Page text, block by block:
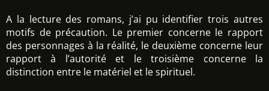
A la lecture des romans, j’ai pu identifier trois autres
motifs de précaution. Le premier concerne le rapport
des personnages à la réalité, le deuxième concerne leur
rapport à l’autorité et le troisième concerne la
distinction entre le matériel et le spirituel.